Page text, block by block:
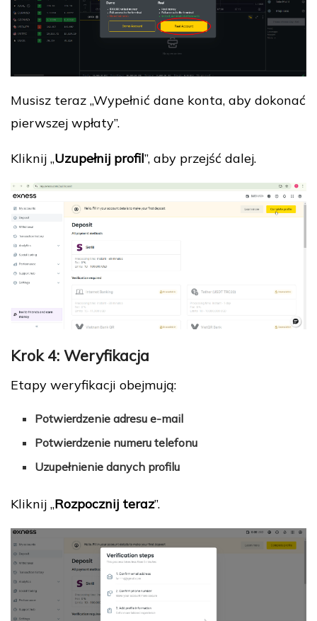
Musisz teraz „Wypełnić dane konta, aby dokonać
pierwszej wpłaty”.
Kliknij „Uzupełnij profil”, aby przejść dalej.
Krok 4: Weryfikacja
Etapy weryfikacji obejmują:
Potwierdzenie adresu e-mail
Potwierdzenie numeru telefonu
Uzupełnienie danych profilu
Kliknij „Rozpocznij teraz”.